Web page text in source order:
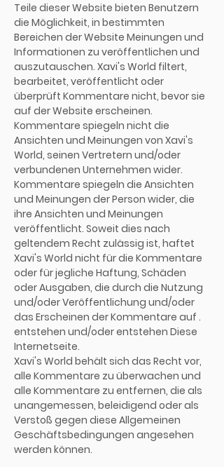
Teile dieser Website bieten Benutzern
die Möglichkeit, in bestimmten
Bereichen der Website Meinungen und
Informationen zu veröffentlichen und
auszutauschen. Xavi's World filtert,
bearbeitet, veröffentlicht oder
überprüft Kommentare nicht, bevor sie
auf der Website erscheinen.
Kommentare spiegeln nicht die
Ansichten und Meinungen von Xavi's
World, seinen Vertretern und/oder
verbundenen Unternehmen wider.
Kommentare spiegeln die Ansichten
und Meinungen der Person wider, die
ihre Ansichten und Meinungen
veröffentlicht. Soweit dies nach
geltendem Recht zulässig ist, haftet
Xavi's World nicht für die Kommentare
oder für jegliche Haftung, Schäden
oder Ausgaben, die durch die Nutzung
und/oder Veröffentlichung und/oder
das Erscheinen der Kommentare auf .
entstehen und/oder entstehen Diese
Internetseite.
Xavi's World behält sich das Recht vor,
alle Kommentare zu überwachen und
alle Kommentare zu entfernen, die als
unangemessen, beleidigend oder als
Verstoß gegen diese Allgemeinen
Geschäftsbedingungen angesehen
werden können.